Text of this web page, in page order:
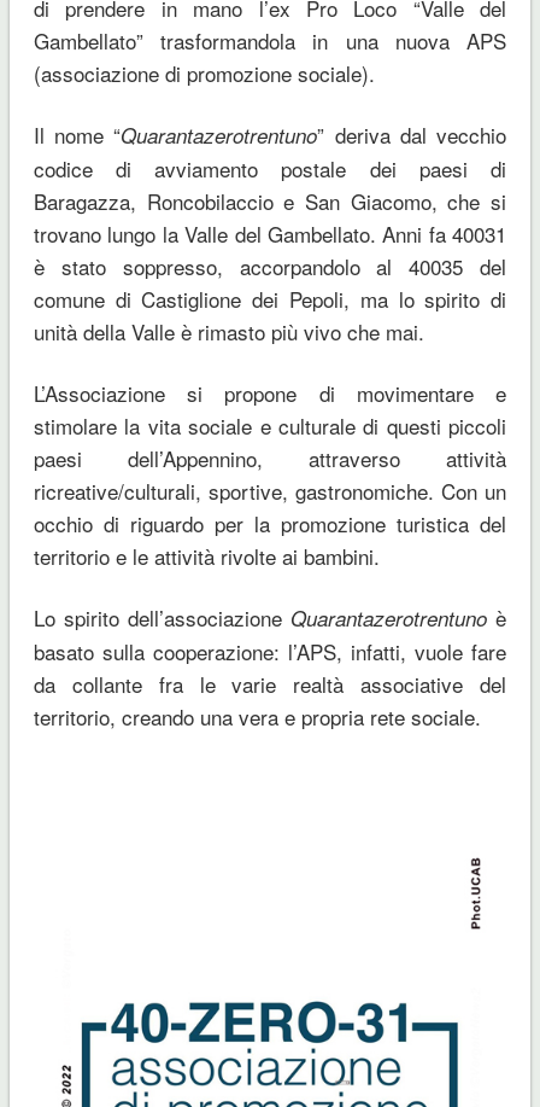
di prendere in mano l’ex Pro Loco “Valle del
Gambellato” trasformandola in una nuova APS
(associazione di promozione sociale).
Il nome “Quarantazerotrentuno” deriva dal vecchio
codice di avviamento postale dei paesi di
Baragazza, Roncobilaccio e San Giacomo, che si
trovano lungo la Valle del Gambellato. Anni fa 40031
è stato soppresso, accorpandolo al 40035 del
comune di Castiglione dei Pepoli, ma lo spirito di
unità della Valle è rimasto più vivo che mai.
L’Associazione si propone di movimentare e
stimolare la vita sociale e culturale di questi piccoli
paesi dell’Appennino, attraverso attività
ricreative/culturali, sportive, gastronomiche. Con un
occhio di riguardo per la promozione turistica del
territorio e le attività rivolte ai bambini.
Lo spirito dell’associazione Quarantazerotrentuno è
basato sulla cooperazione: l’APS, infatti, vuole fare
da collante fra le varie realtà associative del
territorio, creando una vera e propria rete sociale.